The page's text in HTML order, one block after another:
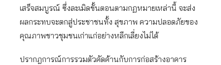
เสร็จสมบูรณ์ ซึ่งละเมิดขั้นตอนตามกฏหมายเหล่านี้ จะส่ง
ผลกระทบจะตกสู่ประชาชนทั้ง สุขภาพ ความปลอดภัยของ
คุณภาพชาวชุมชนเก่าแก่อย่างหลีกเลี่ยงไม่ได้
ปรากฎการณ์การรวมตัวคัดค้านกับการก่อสร้างอาคาร